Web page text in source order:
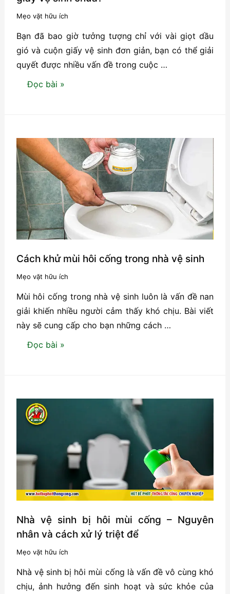
Mẹo vặt hữu ích
Bạn đã bao giờ tưởng tượng chỉ với vài giọt dầu
gió và cuộn giấy vệ sinh đơn giản, bạn có thể giải
quyết được nhiều vấn đề trong cuộc …
Bạn
vài
giọt
dầu
gió
vào
cuộn
giấy
vệ
sinh
Đọc bài »
Cách khử mùi hôi cống trong nhà vệ sinh
Mẹo vặt hữu ích
Mùi hôi cống trong nhà vệ sinh luôn là vấn đề nan
giải khiến nhiều người cảm thấy khó chịu. Bài viết
này sẽ cung cấp cho bạn những cách …
Cách
cống
trong
sinh
Đọc bài »
Nhà vệ sinh bị hôi mùi cống – Nguyên
nhân và cách xử lý triệt để
Mẹo vặt hữu ích
Nhà vệ sinh bị hôi mùi cống là vấn đề vô cùng khó
chịu, ảnh hưởng đến sinh hoạt và sức khỏe của